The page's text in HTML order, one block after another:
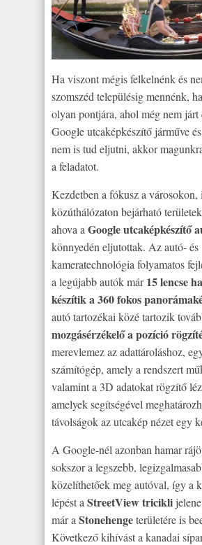
Ha viszont mégis felkelnénk és
szomszéd településig mennénk,
olyan pontjára, ahol még nem járt
Google utcaképkészítő járműve
nem is tud eljutni, akkor
a feladatot.
Kezdetben a fókusz a városokon,
közúthálózaton bejárható
ahova a Google utcaképkészítő
könnyedén eljutottak. Az autó- és
kameratechnológia folyamatos
a legújabb autók már15 lencse
készítik a 360 fokos
autó tartozékai közé tartozik
mozgásérzékelő a pozíció
merevlemez az adattároláshoz,
számítógép, amely a rendszert
valamint a 3D adatokat rögzítő
amelyek segítségével
távolságok az utcakép nézet egy
A Google-nél azonban hamar
sokszor a legszebb,
közelíthetőek meg autóval, így a
lépést a StreetView tricikli
már a Stonehengeterületére is
Következő kihívást a kanadai